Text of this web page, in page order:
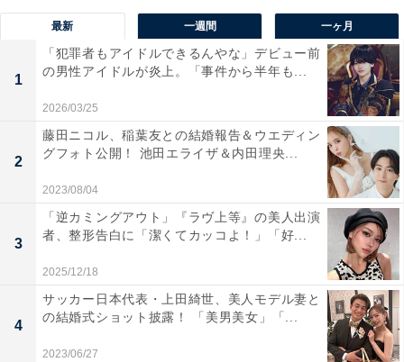
最新 一週間 一ヶ月
1
「犯罪者もアイドルできるんやな」デビュー前
の男性アイドルが炎上。「事件から半年も...
2026/03/25
2
藤田ニコル、稲葉友との結婚報告＆ウエディン
グフォト公開！ 池田エライザ＆内田理央...
2023/08/04
3
「逆カミングアウト」『ラヴ上等』の美人出演
者、整形告白に「潔くてカッコよ！」「好...
2025/12/18
4
サッカー日本代表・上田綺世、美人モデル妻と
の結婚式ショット披露！ 「美男美女」「...
2023/06/27